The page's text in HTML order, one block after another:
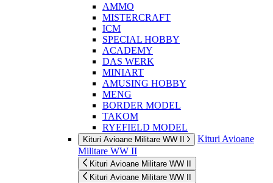
AMMO
MISTERCRAFT
ICM
SPECIAL HOBBY
ACADEMY
DAS WERK
MINIART
AMUSING HOBBY
MENG
BORDER MODEL
TAKOM
RYEFIELD MODEL
Kituri Avioane Militare WW II
Kituri Avioane
Militare WW II
Kituri Avioane Militare WW II
Kituri Avioane Militare WW II